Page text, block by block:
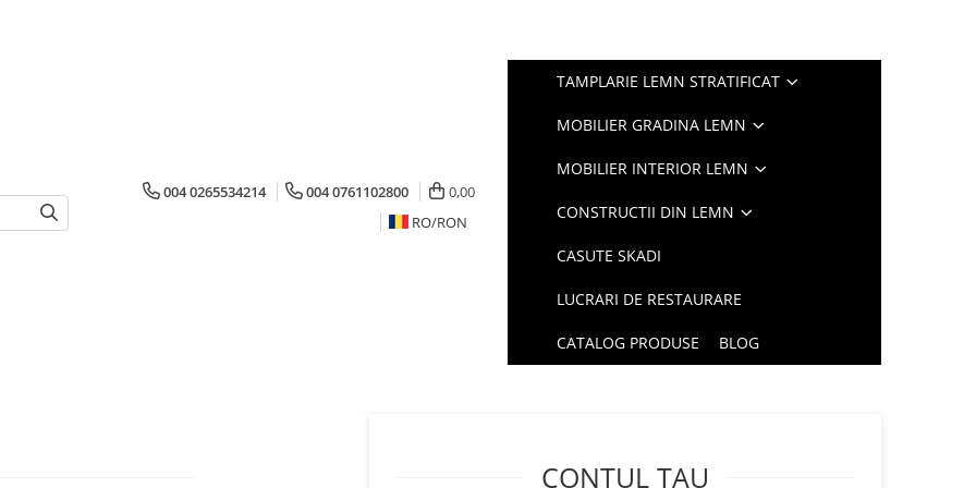
004 0265534214 004 0761102800
0,00
RO/RON
TAMPLARIE LEMN STRATIFICAT
MOBILIER GRADINA LEMN
MOBILIER INTERIOR LEMN
CONSTRUCTII DIN LEMN
CASUTE SKADI
LUCRARI DE RESTAURARE
CATALOG PRODUSE BLOG
CONTUL TAU